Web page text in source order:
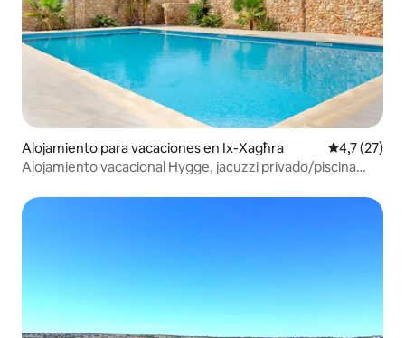
Alojamiento para vacaciones en Ix-Xagħra Calificación
4,7 (27)
Alojamiento vacacional Hygge, jacuzzi privado/piscina